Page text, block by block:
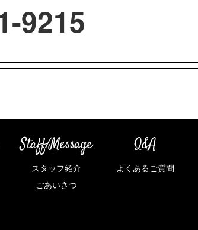
9215
Staff/Message
スタッフ紹介
ごあいさつ
Q&A
よくあるご質問